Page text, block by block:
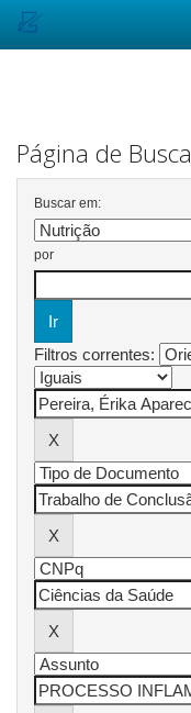
Página de Busca
Buscar em:
por
Filtros correntes: